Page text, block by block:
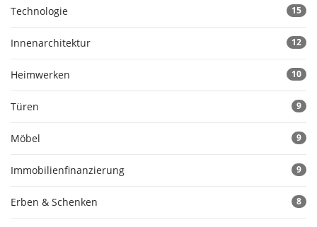
Technologie 15
Innenarchitektur 12
Heimwerken 10
Türen 9
Möbel 9
Immobilienfinanzierung 9
Erben & Schenken 8